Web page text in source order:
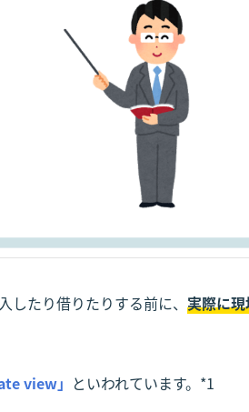
したり借りたりする前に、 実際に
view」 といわれています。*1